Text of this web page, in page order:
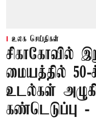
உலக செய்திகள்
சிகாகோவில்
மையத்தில்
உடல்கள்
கண்டெடுப்பு